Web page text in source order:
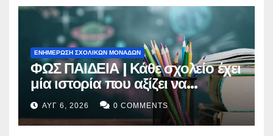
ΕΝΗΜΕΡΩΣΗ ΣΧΟΛΙΚΩΝ ΜΟΝΑΔΩΝ
ΦΩΣ ΠΑΙΔΕΙΑ | Κάθε σχολείο έχει
μία ιστορία που αξίζει να
ακουστεί
ΑΥΓ 6, 2026 0 COMMENTS